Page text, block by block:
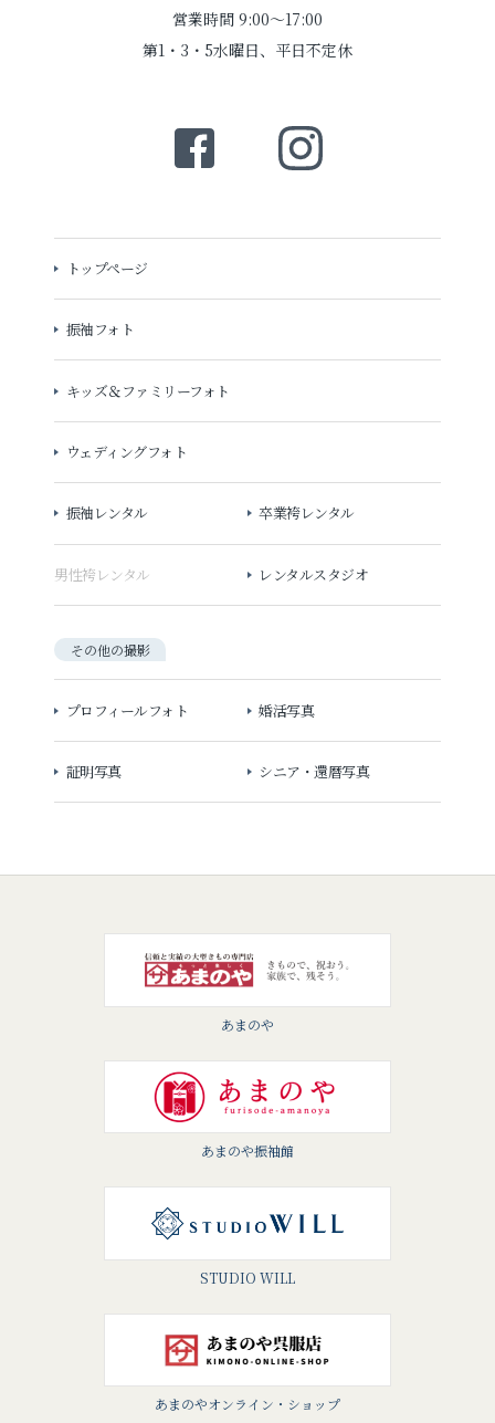
営業時間 9:00～17:00
第1・3・5水曜日、平日不定休
トップページ
振袖フォト
キッズ＆ファミリーフォト
ウェディングフォト
振袖レンタル 卒業袴レンタル
男性袴レンタル レンタルスタジオ
その他の撮影
プロフィールフォト 婚活写真
証明写真 シニア・還暦写真
あまのや
あまのや振袖館
STUDIO WILL
あまのやオンライン・ショップ